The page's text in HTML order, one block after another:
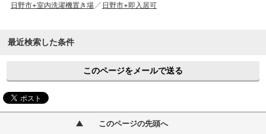
日野市+室内洗濯機置き場
日野市+即入居可
最近検索した条件
このページをメールで送る
このページの先頭へ